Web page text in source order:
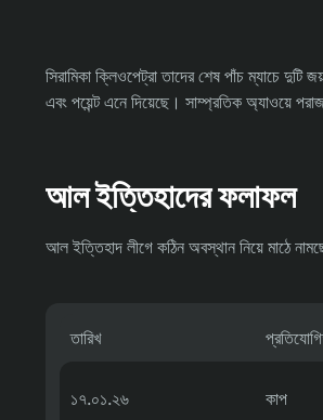
সিরামিকা ক্লিওপেট্রা তাদের শেষ পাঁচ ম্যাচে
এবং পয়েন্ট এনে দিয়েছে। সাম্প্রতিক অ্যাওয়ে
আল ইত্তিহাদের ফলাফল
আল ইত্তিহাদ লীগে কঠিন অবস্থান নিয়ে মাঠে
তারিখ
১৭.০১.২৬ কাপ